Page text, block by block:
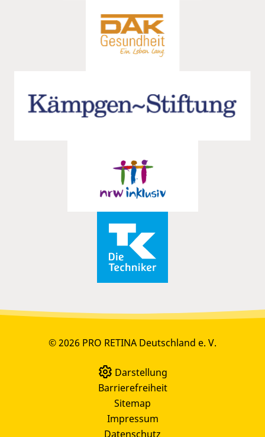
© 2026 PRO RETINA Deutschland e. V.
Darstellung
Barrierefreiheit
Sitemap
Impressum
Datenschutz